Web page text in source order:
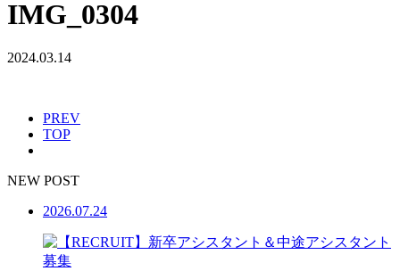
IMG_0304
2024.03.14
PREV
TOP
NEW POST
2026.07.24